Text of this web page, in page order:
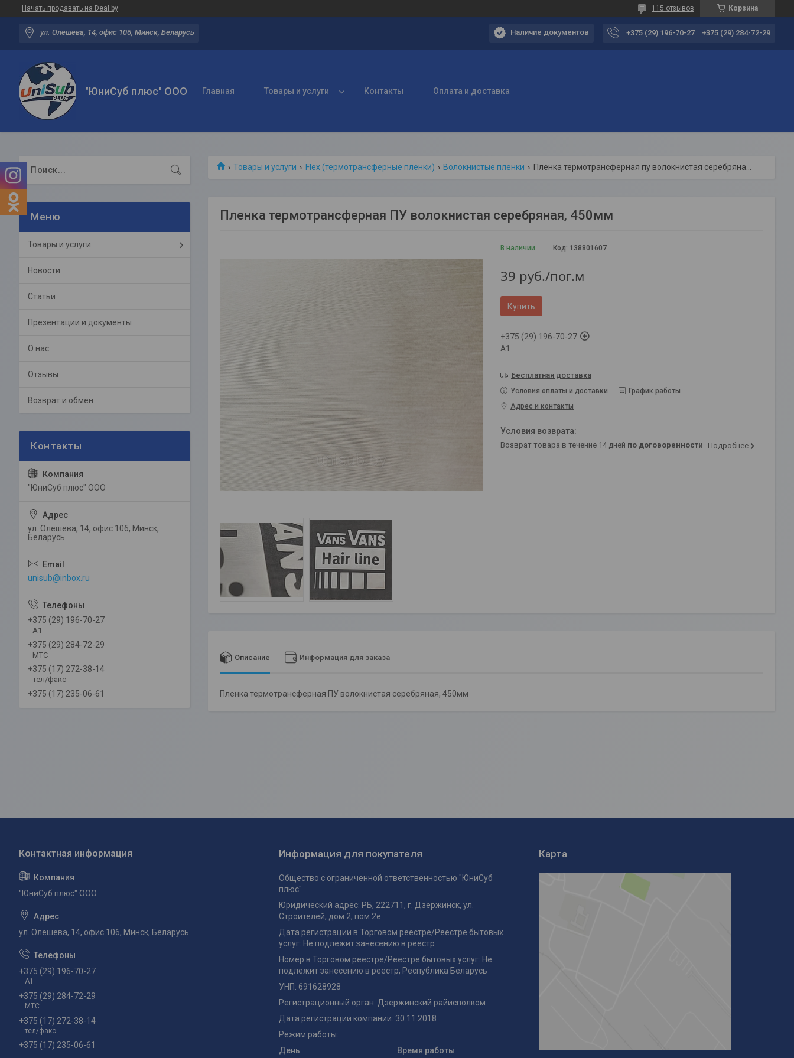
Начать продавать на Deal.by Корзина
115 отзывов
ул. Олешева, 14, офис 106, Минск, Беларусь Наличие документов +375 (29) 196-70-27 +375 (29) 284-72-29
"ЮниСуб плюс" ООО Главная Товары и услуги Контакты Оплата и доставка
Товары и услуги Flex (термотрансферные пленки) Волокнистые пленки
Пленка термотрансферная ПУ волокнистая серебряная, 450мм
В наличии Код: 138801607
39 руб./пог.м
Купить
+375 (29) 196-70-27
А1
Бесплатная доставка
Условия оплаты и доставки
График работы
Адрес и контакты
возврат товара в течение 14 дней по договоренности Подробнее
Описание Информация для заказа
Пленка термотрансферная ПУ волокнистая серебряная, 450мм
Товары и услуги
Новости
Статьи
Презентации и документы
О нас
Отзывы
Возврат и обмен
"ЮниСуб плюс" ООО
ул. Олешева, 14, офис 106, Минск,
Беларусь
unisub@inbox.ru
+375 (29) 196-70-27
А1
+375 (29) 284-72-29
МТС
+375 (17) 272-38-14
тел/факс
+375 (17) 235-06-61
"ЮниСуб плюс" ООО
ул. Олешева, 14, офис 106, Минск, Беларусь
+375 (29) 196-70-27
А1
+375 (29) 284-72-29
МТС
+375 (17) 272-38-14
тел/факс
+375 (17) 235-06-61
Информация для покупателя
Общество с ограниченной ответственностью "ЮниСуб
плюс"
Юридический адрес: РБ, 222711, г. Дзержинск, ул.
Строителей, дом 2, пом.2е
Дата регистрации в Торговом реестре/Реестре бытовых
услуг: Не подлежит занесению в реестр
Номер в Торговом реестре/Реестре бытовых услуг: Не
подлежит занесению в реестр, Республика Беларусь
УНП: 691628928
Регистрационный орган: Дзержинский райисполком
Дата регистрации компании: 30.11.2018
Режим работы:
День
Время работы
Карта